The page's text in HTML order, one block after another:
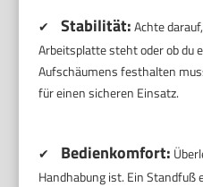
✔ Stabilität:Achte
Arbeitsplatte steht oder ob du
Aufschäumens festhalten
für einen sicheren Einsatz.
✔ Bedienkomfort:
Handhabung ist. Ein Standfuß